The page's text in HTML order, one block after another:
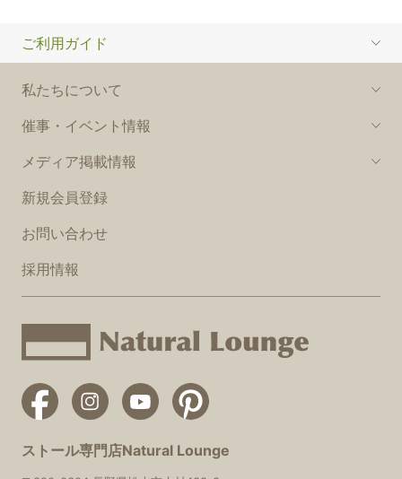
ご利用ガイド
私たちについて
催事・イベント情報
メディア掲載情報
新規会員登録
お問い合わせ
採用情報
ストール専門店Natural Lounge